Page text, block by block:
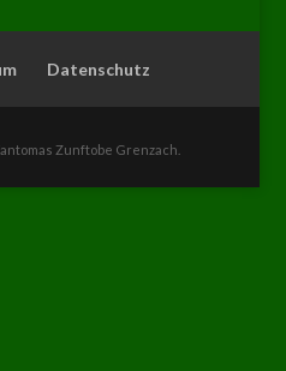
Datenschutz
Zunftobe Grenzach.